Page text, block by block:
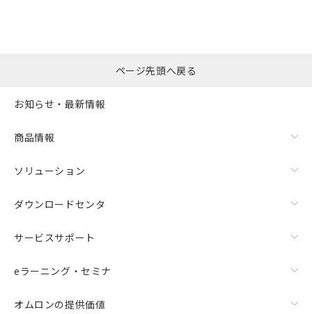
ページ先頭へ戻る
お知らせ・最新情報
商品情報
ソリューション
ダウンロードセンタ
サービスサポート
eラーニング・セミナ
オムロンの提供価値